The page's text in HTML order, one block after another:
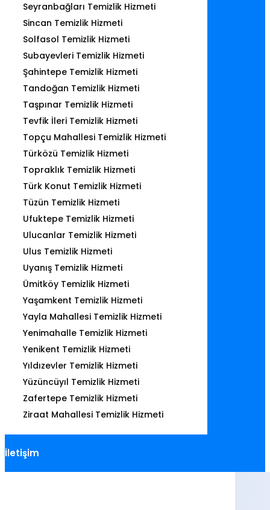
Seyranbağları Temizlik Hizmeti
Sincan Temizlik Hizmeti
Solfasol Temizlik Hizmeti
Subayevleri Temizlik Hizmeti
Şahintepe Temizlik Hizmeti
Tandoğan Temizlik Hizmeti
Taşpınar Temizlik Hizmeti
Tevfik İleri Temizlik Hizmeti
Topçu Mahallesi Temizlik Hizmeti
Türközü Temizlik Hizmeti
Topraklık Temizlik Hizmeti
Türk Konut Temizlik Hizmeti
Tüzün Temizlik Hizmeti
Ufuktepe Temizlik Hizmeti
Ulucanlar Temizlik Hizmeti
Ulus Temizlik Hizmeti
Uyanış Temizlik Hizmeti
Ümitköy Temizlik Hizmeti
Yaşamkent Temizlik Hizmeti
Yayla Mahallesi Temizlik Hizmeti
Yenimahalle Temizlik Hizmeti
Yenikent Temizlik Hizmeti
Yıldızevler Temizlik Hizmeti
Yüzüncüyıl Temizlik Hizmeti
Zafertepe Temizlik Hizmeti
Ziraat Mahallesi Temizlik Hizmeti
İletişim